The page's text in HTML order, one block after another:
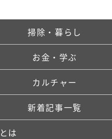
掃除・暮らし
お金・学ぶ
カルチャー
新着記事一覧
は